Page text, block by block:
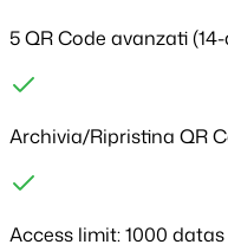
5 QR Code avanzati
Archivia/Ripristina QR
Access limit:1000 datas